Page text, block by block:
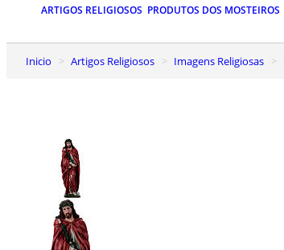
ARTIGOS RELIGIOSOS PRODUTOS DOS MOSTEIROS
Inicio Artigos Religiosos Imagens Religiosas